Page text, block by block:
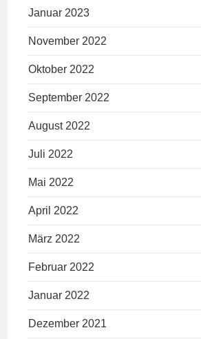
Januar 2023
November 2022
Oktober 2022
September 2022
August 2022
Juli 2022
Mai 2022
April 2022
März 2022
Februar 2022
Januar 2022
Dezember 2021